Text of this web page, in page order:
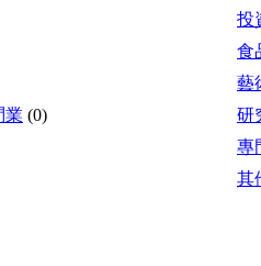
投
食
藝
業 (0)
研
專
其